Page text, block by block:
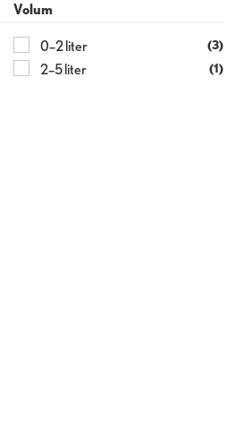
Volum
0–2 liter (3)
2–5 liter (1)